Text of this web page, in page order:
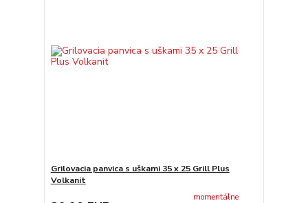
Grilovacia panvica s uškami 35 x 25 Grill Plus
Volkanit
momentálne